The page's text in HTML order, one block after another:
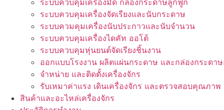
ระบบควบคุมเครื่องมัด กล่องกระดาษลูกฟูก
ระบบควบคุมเครื่องจัดเรียงและนับกระดาษ
ระบบควมคุมเครื่องนับประกาวและนับจำนวน
ระบบควบคุมเครื่องไดคัท ออโต้
ระบบควบคุมหุ่นยนต์จัดเรียงชิ้นงาน
ออกแบบโรงงาน ผลิตแผ่นกระดาษ และกล่องกระดา
จำหน่าย และติดตั้งเครื่องจักร
รับเหมาค่าแรง เดินเครื่องจักร และตรวจสอบคุณภาพ
สินค้าและอะไหล่เครื่องจักร